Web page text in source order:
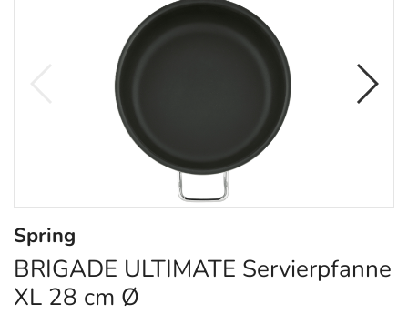
Spring
BRIGADE ULTIMATE Servierpfanne
XL 28 cm Ø